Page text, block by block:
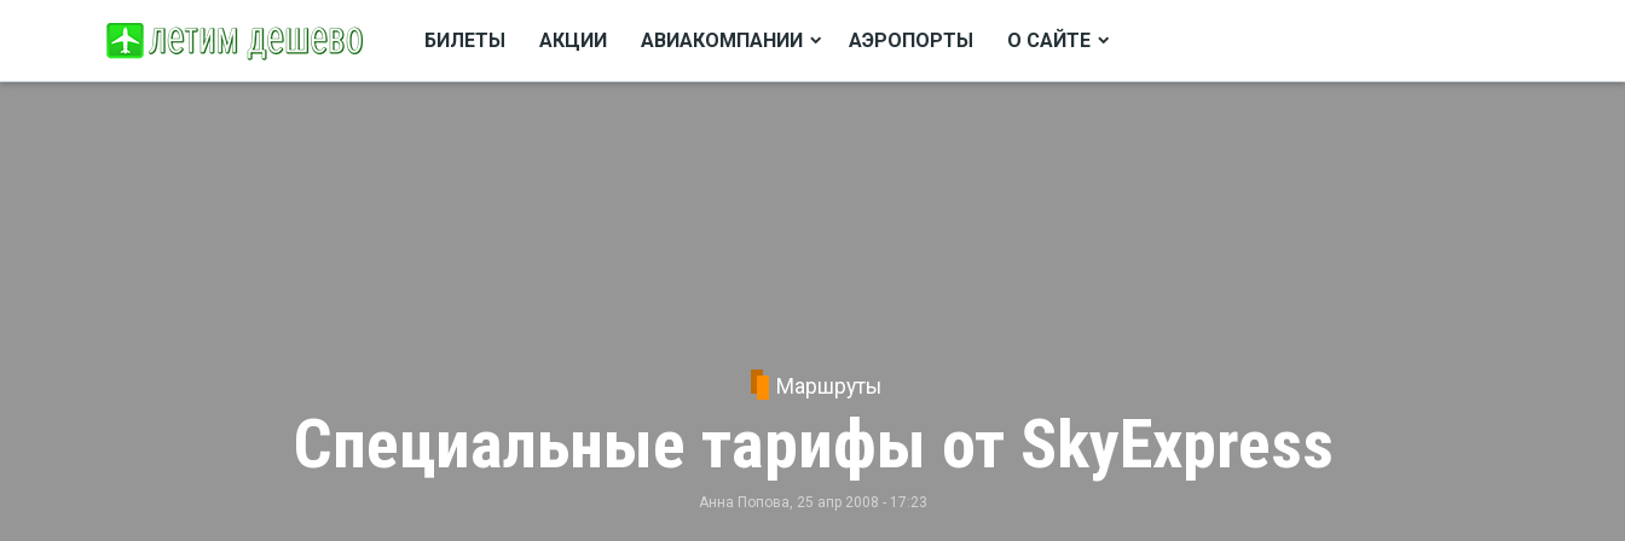
БИЛЕТЫ АКЦИИ АВИАКОМПАНИИ АЭРОПОРТЫ О САЙТЕ
Маршруты
Специальные тарифы от SkyExpress
Анна Попова, 25 апр 2008 - 17:23